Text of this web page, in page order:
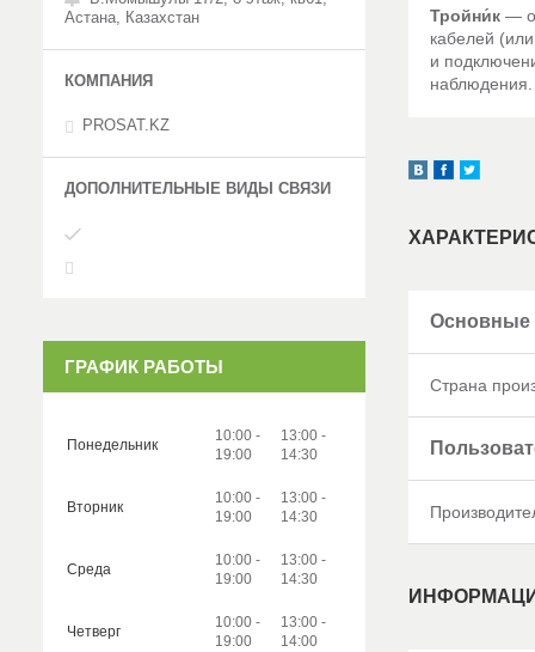
Тройни́к —
кабелей
и
наблюдения.
Основные
Страна
Астана, Казахстан
PROSAT.KZ
ГРАФИК РАБОТЫ
Понедельник
10:00
19:00
13:00
14:30
Вторник
10:00
19:00
13:00
14:30
Среда
10:00
19:00
13:00
14:30
Четверг
10:00
19:00
13:00
14:00